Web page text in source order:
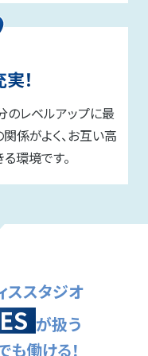
！
のレベルアップに最
係がよく、お互い高
環境です。
ススタジオ
が扱う
働ける！